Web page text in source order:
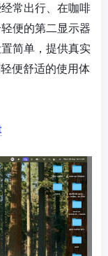
常出行、在咖啡
便的第二显示器
简单，提供真实
便舒适的使用体